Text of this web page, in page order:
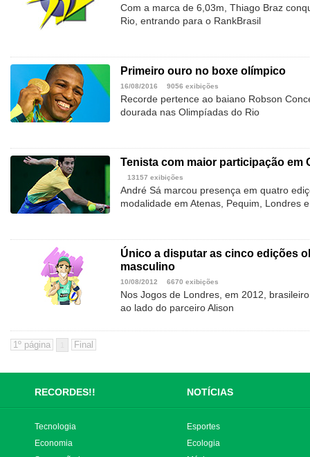
Com a marca de 6,03m, Thiago Braz
Rio, entrando para o RankBrasil
Primeiro ouro no boxe olímpico
16/08/2016 9056 exibições
Recorde pertence ao baiano Robson
dourada nas Olimpíadas do Rio
Tenista com maior participação em
13157 exibições
André Sá marcou presença em quatro
modalidade em Atenas, Pequim, Londres
Único a disputar as cinco edições
masculino
10/08/2012 6670 exibições
Nos Jogos de Londres, em 2012,
ao lado do parceiro Alison
RECORDES!! NOTÍCIAS
Tecnologia
Economia
Esportes
Ecologia